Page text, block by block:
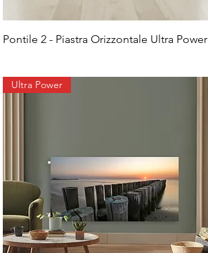
Pontile 2 - Piastra Orizzontale Ultra Power
Ultra Power